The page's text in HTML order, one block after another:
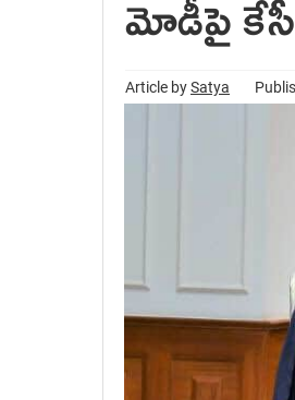
మోడీపై
Article bySatya